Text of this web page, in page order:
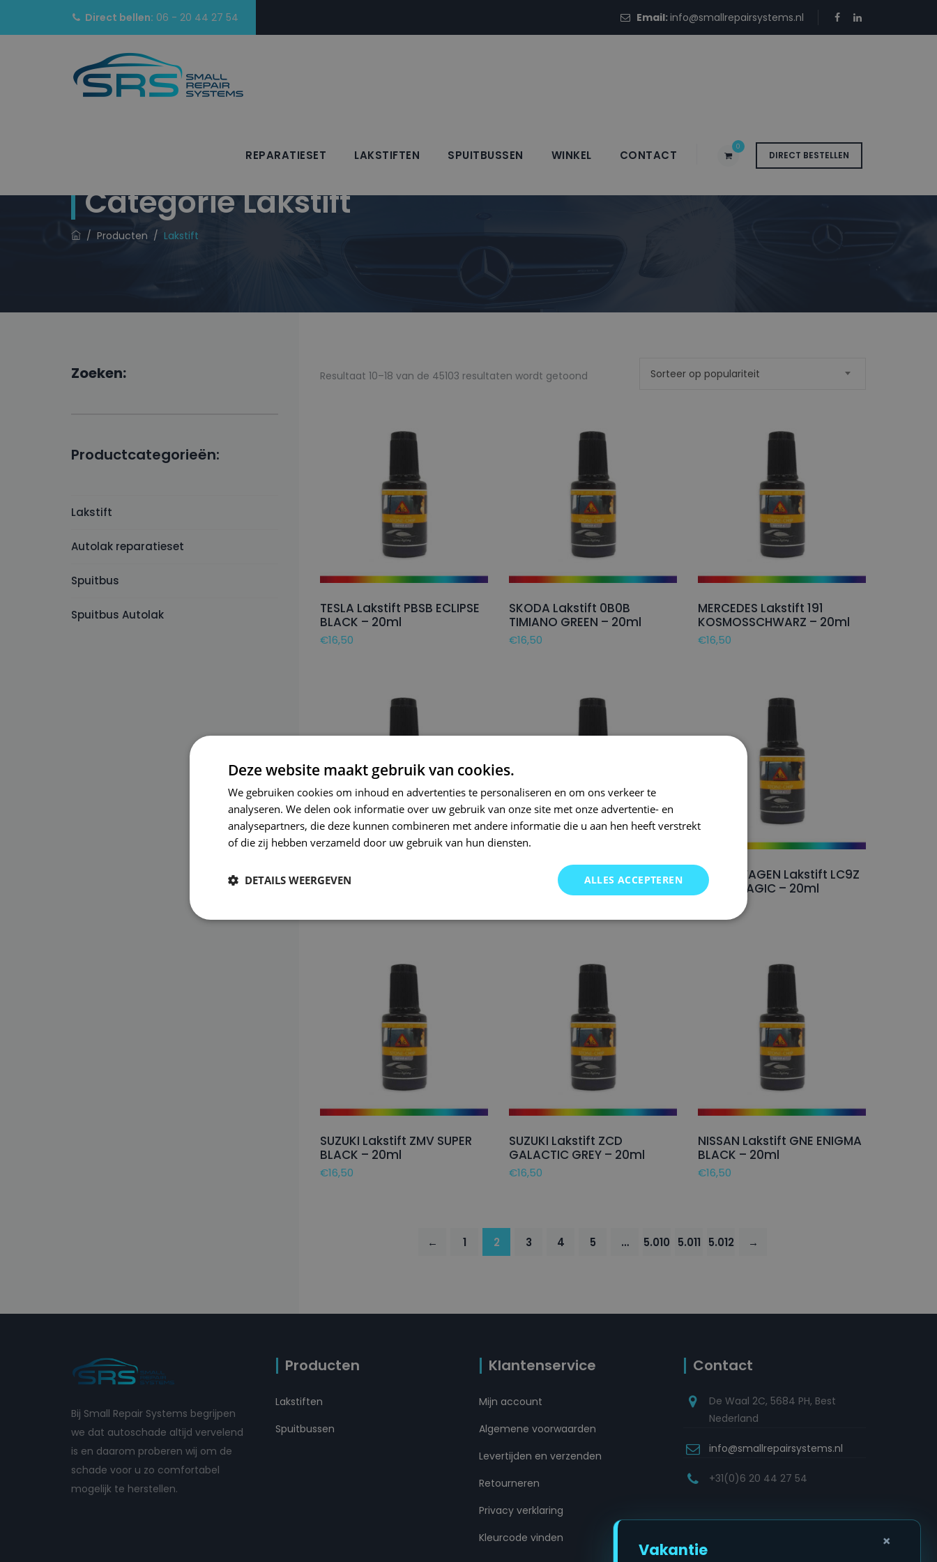
Direct bellen: 06 - 20 44 27 54 Email:info@smallrepairsystems.nl
DIRECT BESTELLEN
0
REPARATIESET LAKSTIFTEN SPUITBUSSEN WINKEL CONTACT
CategorieLakstift
/ Producten / Lakstift
Resultaat 10–18 van de 45103 resultaten wordt getoondGesorteerd
Sorteer op populariteit
TESLA Lakstift PBSB ECLIPSE
BLACK – 20ml
€16,50
SKODA Lakstift 0B0B
TIMIANO GREEN – 20ml
€16,50
MERCEDES Lakstift 191
KOSMOSSCHWARZ – 20ml
€16,50
VOLVO Lakstift 735 SILVER
DAWN – 20ml
FORD Lakstift HE SOLAR
SILVER – 20ml
VOLKSWAGEN Lakstift LC9Z
BLACKMAGIC – 20ml
SUZUKI Lakstift ZMV SUPER
BLACK – 20ml
€16,50
SUZUKI Lakstift ZCD
GALACTIC GREY – 20ml
€16,50
NISSAN Lakstift GNE ENIGMA
BLACK – 20ml
€16,50
← 1 2 3 4 5 … 5.010 5.011 5.012 →
Zoeken:
Productcategorieën:
Lakstift
Autolak reparatieset
Spuitbus
Spuitbus Autolak
Bij Small Repair Systems begrijpen
we dat autoschade altijd vervelend
is en daarom proberen wij om de
schade voor u zo comfortabel
mogelijk te herstellen.
Producten
Lakstiften
Spuitbussen
Klantenservice
Mijn account
Algemene voorwaarden
Levertijden en verzenden
Retourneren
Privacy verklaring
Kleurcode vinden
Contact
De Waal 2C, 5684 PH, Best
Nederland
info@smallrepairsystems.nl
+31(0)6 20 44 27 54
×
Vakantie
Deze website maakt gebruik van cookies.
We gebruiken cookies om inhoud en advertenties te personaliseren en om ons verkeer te
analyseren. We delen ook informatie over uw gebruik van onze site met onze advertentie- en
analysepartners, die deze kunnen combineren met andere informatie die u aan hen heeft verstrekt
of die zij hebben verzameld door uw gebruik van hun diensten.
ALLES ACCEPTEREN
DETAILS WEERGEVEN